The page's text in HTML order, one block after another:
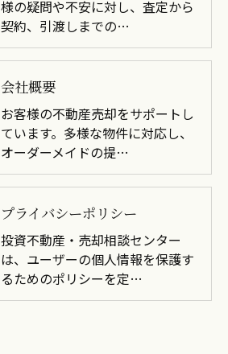
様の疑問や不安に対し、査定から
契約、引渡しまでの…
会社概要
お客様の不動産売却をサポートし
ています。多様な物件に対応し、
オーダーメイドの提…
プライバシーポリシー
投資不動産・売却相談センター
は、ユーザーの個人情報を保護す
るためのポリシーを定…